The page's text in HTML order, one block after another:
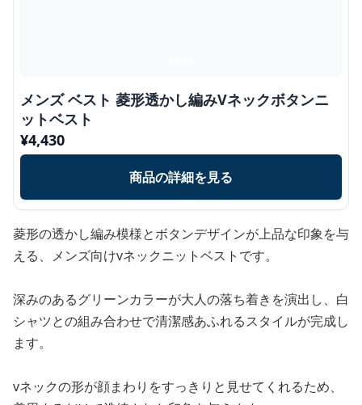
メンズ ベスト 菱形透かし編みVネックボタンニ
ットベスト
¥4,430
商品の詳細を見る
菱形の透かし編み模様とボタンデザインが上品な印象を与
える、メンズ向けvネックニットベストです。
深みのあるグリーンカラーが大人の落ち着きを演出し、白
シャツとの組み合わせで清潔感あふれるスタイルが完成し
ます。
vネックの形が顔まわりをすっきりと見せてくれるため、